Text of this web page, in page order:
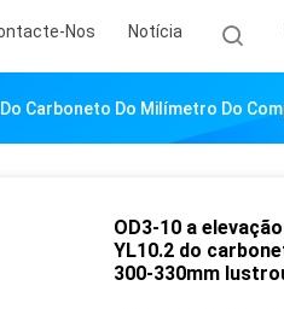
Nos Notícia
Carboneto Do Milímetro Do
OD3-10 a
YL10.2 do
300-330mm